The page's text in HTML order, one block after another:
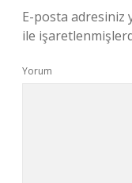
E-posta adresiniz
ile
Yorum